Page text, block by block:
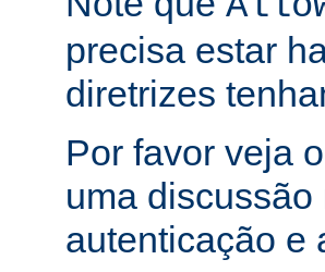
precisa estar
diretrizes
Por favor veja o
uma
autenticação e